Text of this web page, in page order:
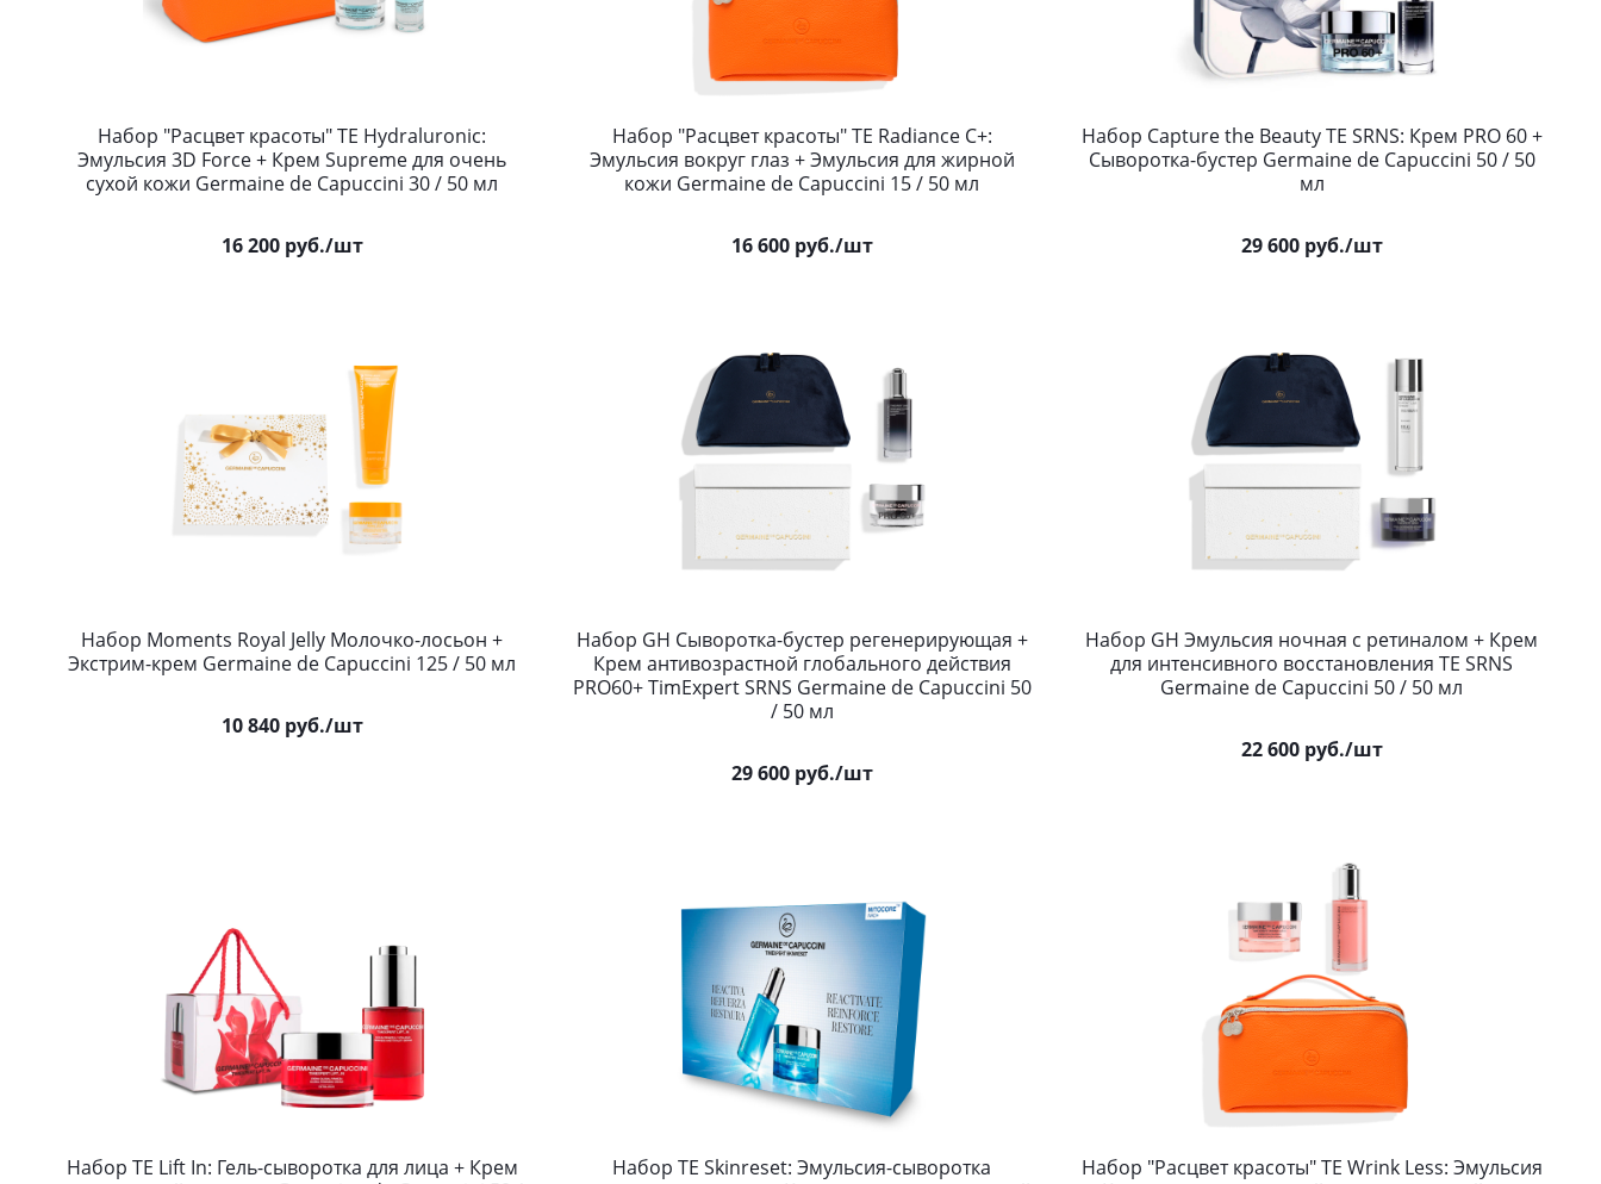
Набор "Расцвет красоты" TE Hydraluronic:
Эмульсия 3D Force + Крем Supreme для очень
сухой кожи Germaine de Capuccini 30 / 50 мл
16 200руб./шт
Набор "Расцвет красоты" TE Radiance С+:
Эмульсия вокруг глаз + Эмульсия для жирной
кожи Germaine de Capuccini 15 / 50 мл
16 600руб./шт
Набор Capture the Beauty TE SRNS: Крем PRO 60 +
Сыворотка-бустер Germaine de Capuccini 50 / 50
мл
29 600руб./шт
Набор Moments Royal Jelly Молочко-лосьон +
Экстрим-крем Germaine de Capuccini 125 / 50 мл
10 840руб./шт
Набор GH Сыворотка-бустер регенерирующая +
Крем антивозрастной глобального действия
PRO60+ TimExpert SRNS Germaine de Capuccini 50
/ 50 мл
29 600руб./шт
Набор GH Эмульсия ночная с ретиналом + Крем
для интенсивного восстановления TE SRNS
Germaine de Capuccini 50 / 50 мл
22 600руб./шт
Набор TE Lift In: Гель-сыворотка для лица + Крем
Набор TE Skinreset: Эмульсия-сыворотка
Набор "Расцвет красоты" TE Wrink Less: Эмульсия